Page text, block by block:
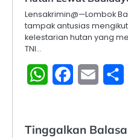
Lensakrimin@—Lombok
tampak antusias
kelestarian hutan yang
TNI…
WhatsAppFacebook
Email
Tinggalkan